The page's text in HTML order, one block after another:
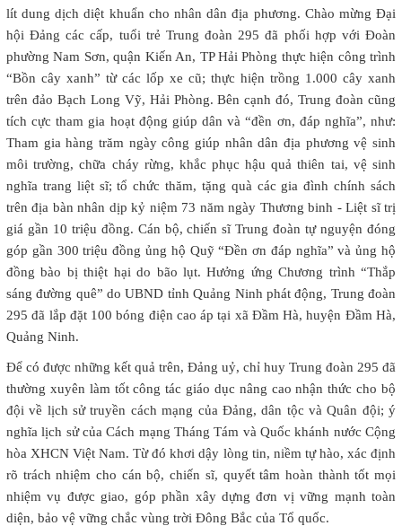
lít dung dịch diệt khuẩn cho nhân dân địa phương. Chào mừng Đại
hội Đảng các cấp, tuổi trẻ Trung đoàn 295 đã phối hợp với Đoàn
phường Nam Sơn, quận Kiến An, TP Hải Phòng thực hiện công trình
“Bồn cây xanh” từ các lốp xe cũ; thực hiện trồng 1.000 cây xanh
trên đảo Bạch Long Vỹ, Hải Phòng. Bên cạnh đó, Trung đoàn cũng
tích cực tham gia hoạt động giúp dân và “đền ơn, đáp nghĩa”, như:
Tham gia hàng trăm ngày công giúp nhân dân địa phương vệ sinh
môi trường, chữa cháy rừng, khắc phục hậu quả thiên tai, vệ sinh
nghĩa trang liệt sĩ; tổ chức thăm, tặng quà các gia đình chính sách
trên địa bàn nhân dịp kỷ niệm 73 năm ngày Thương binh - Liệt sĩ trị
giá gần 10 triệu đồng. Cán bộ, chiến sĩ Trung đoàn tự nguyện đóng
góp gần 300 triệu đồng ủng hộ Quỹ “Đền ơn đáp nghĩa” và ủng hộ
đồng bào bị thiệt hại do bão lụt. Hưởng ứng Chương trình “Thắp
sáng đường quê” do UBND tỉnh Quảng Ninh phát động, Trung đoàn
295 đã lắp đặt 100 bóng điện cao áp tại xã Đầm Hà, huyện Đầm Hà,
Quảng Ninh.
Để có được những kết quả trên, Đảng uỷ, chỉ huy Trung đoàn 295 đã
thường xuyên làm tốt công tác giáo dục nâng cao nhận thức cho bộ
đội về lịch sử truyền cách mạng của Đảng, dân tộc và Quân đội; ý
nghĩa lịch sử của Cách mạng Tháng Tám và Quốc khánh nước Cộng
hòa XHCN Việt Nam. Từ đó khơi dậy lòng tin, niềm tự hào, xác định
rõ trách nhiệm cho cán bộ, chiến sĩ, quyết tâm hoàn thành tốt mọi
nhiệm vụ được giao, góp phần xây dựng đơn vị vững mạnh toàn
diện, bảo vệ vững chắc vùng trời Đông Bắc của Tổ quốc.